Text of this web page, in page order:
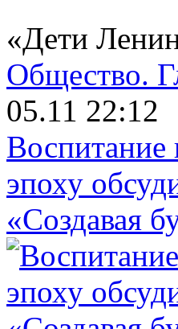
«Дети
Общество.
05.11 22:12
эпоху
«Создавая